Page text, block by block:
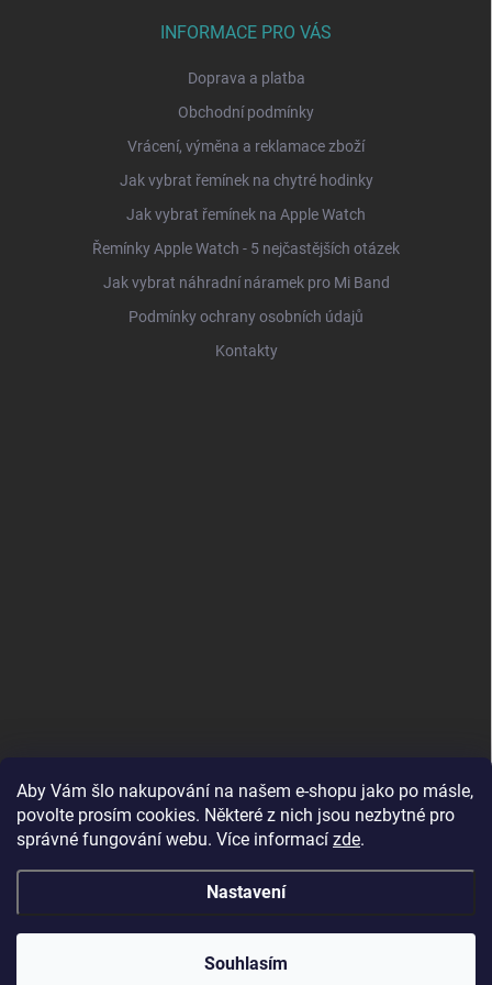
Aby Vám šlo nakupování na našem e-shopu jako po másle,
povolte prosím cookies. Některé z nich jsou nezbytné pro
správné fungování webu. Více informací zde.
Nastavení
Souhlasím
INFORMACE PRO VÁS
Doprava a platba
Obchodní podmínky
Vrácení, výměna a reklamace zboží
Jak vybrat řemínek na chytré hodinky
Jak vybrat řemínek na Apple Watch
Řemínky Apple Watch - 5 nejčastějších otázek
Jak vybrat náhradní náramek pro Mi Band
Podmínky ochrany osobních údajů
Kontakty
MojRemienok.sk
MujMiBand.cz . Všechna práva vyhrazena.